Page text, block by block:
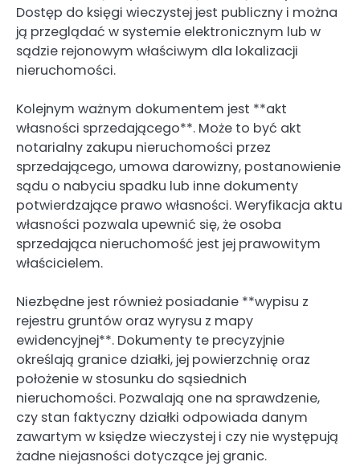
Dostęp do księgi wieczystej jest publiczny i można
ją przeglądać w systemie elektronicznym lub w
sądzie rejonowym właściwym dla lokalizacji
nieruchomości.
Kolejnym ważnym dokumentem jest **akt
własności sprzedającego**. Może to być akt
notarialny zakupu nieruchomości przez
sprzedającego, umowa darowizny, postanowienie
sądu o nabyciu spadku lub inne dokumenty
potwierdzające prawo własności. Weryfikacja aktu
własności pozwala upewnić się, że osoba
sprzedająca nieruchomość jest jej prawowitym
właścicielem.
Niezbędne jest również posiadanie **wypisu z
rejestru gruntów oraz wyrysu z mapy
ewidencyjnej**. Dokumenty te precyzyjnie
określają granice działki, jej powierzchnię oraz
położenie w stosunku do sąsiednich
nieruchomości. Pozwalają one na sprawdzenie,
czy stan faktyczny działki odpowiada danym
zawartym w księdze wieczystej i czy nie występują
żadne niejasności dotyczące jej granic.